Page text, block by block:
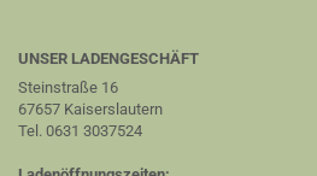
UNSER LADENGESCHÄFT
Steinstraße 16
67657 Kaiserslautern
Tel. 0631 3037524